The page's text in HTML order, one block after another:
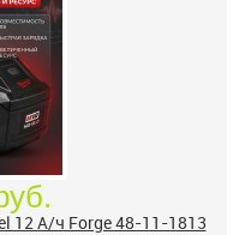
12 А/ч Forge 48-11-1813